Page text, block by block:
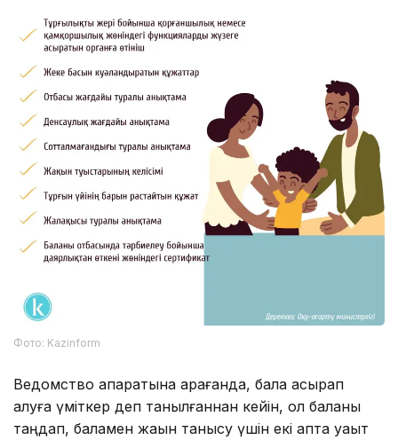
Фото: Kazinform
Ведомство ақпаратына қарағанда, бала асырап
алуға үміткер деп танылғаннан кейін, ол баланы
таңдап, баламен жақын танысу үшін екі апта уақыт